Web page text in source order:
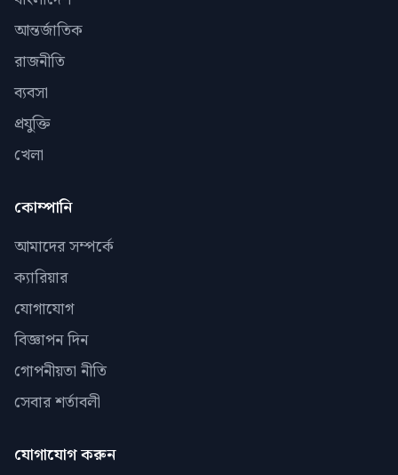
আন্তর্জাতিক
রাজনীতি
ব্যবসা
প্রযুক্তি
খেলা
কোম্পানি
আমাদের সম্পর্কে
ক্যারিয়ার
যোগাযোগ
বিজ্ঞাপন দিন
গোপনীয়তা নীতি
সেবার শর্তাবলী
যোগাযোগ করুন